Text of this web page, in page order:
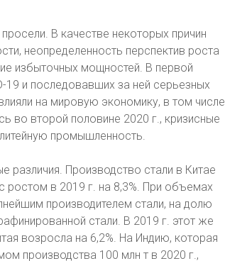
В качестве некоторых причин
неопределенность перспектив роста
избыточных мощностей. В первой
19 и последовавших за ней серьезных
на мировую экономику, в том числе
во второй половине 2020 г., кризисные
промышленность.
различия. Производство стали в Китае
ростом в 2019 г. на 8,3%. При объемах
производителем стали, на долю
стали. В 2019 г. этот же
возросла на 6,2%. На Индию, которая
производства 100 млн т в 2020 г.,